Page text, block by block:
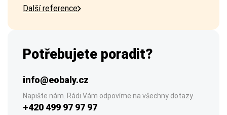
Další reference
Potřebujete poradit?
info@eobaly.cz
Napište nám. Rádi Vám odpovíme na všechny dotazy.
+420 499 97 97 97